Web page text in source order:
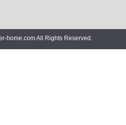
home.com All Rights Reserved.